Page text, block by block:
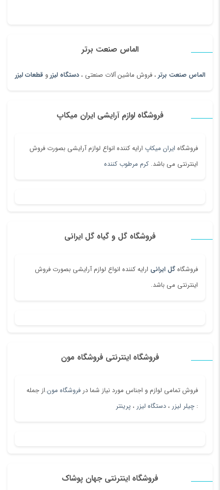
الماس صنعت برتر
الماس صنعت برتر، فروش ماشین آلات صنعتی ، دستگاه لیزرو قطعات لیزر
فروشگاه لوازم آرایشی ایران میکاپ
فروشگاه ایران میکاپ ارایه کننده انواع لوازم آرایشی بصورت فروش
اینترنتی می باشد. کرم مرطوب کننده
فروشگاه گل و گیاه گل ایرانی
فروشگاهگل ایرانی ارایه کننده انواع لوازم آرایشی بصورت فروش
اینترنتی می باشد.
فروشگاه اینترنتی فروشگاه مون
فروش تمامی لوازم و اجناس مورد نیاز شما درفروشگاه مون.از جمله
: چیلر لیزر ، دستگاه لیزر ، پرینتر
فروشگاه اینترنتی جهان پوشاک
40 درصد نقد و مابقی اقساط ۱۵ ماهه
60 درصد نقد و مابقی اقساط ۲۰ ماهه
بدون بهره
آموزش اپراتوری رایگان با ارائه مدرک معتبر
تجهیزات پزشکی و وزارت بهداشت، درمان و آموزشپزشکی